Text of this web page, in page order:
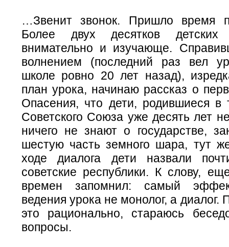
…Звенит звонок. Пришло время
Более двух десятков детских
внимательно и изучающе.
волнением (последний раз вел
школе ровно 20 лет назад),
план урока, начинаю рассказ о
Опасения, что дети, родившиеся в
Советского Союза уже десять лет
ничего не знают о государстве,
шестую часть земного шара, тут
ходе диалога дети назвали
советские республики. К слову,
времен запомнил: самый
ведения урока не монолог, а диалог.
это рационально, стараюсь
вопросы.